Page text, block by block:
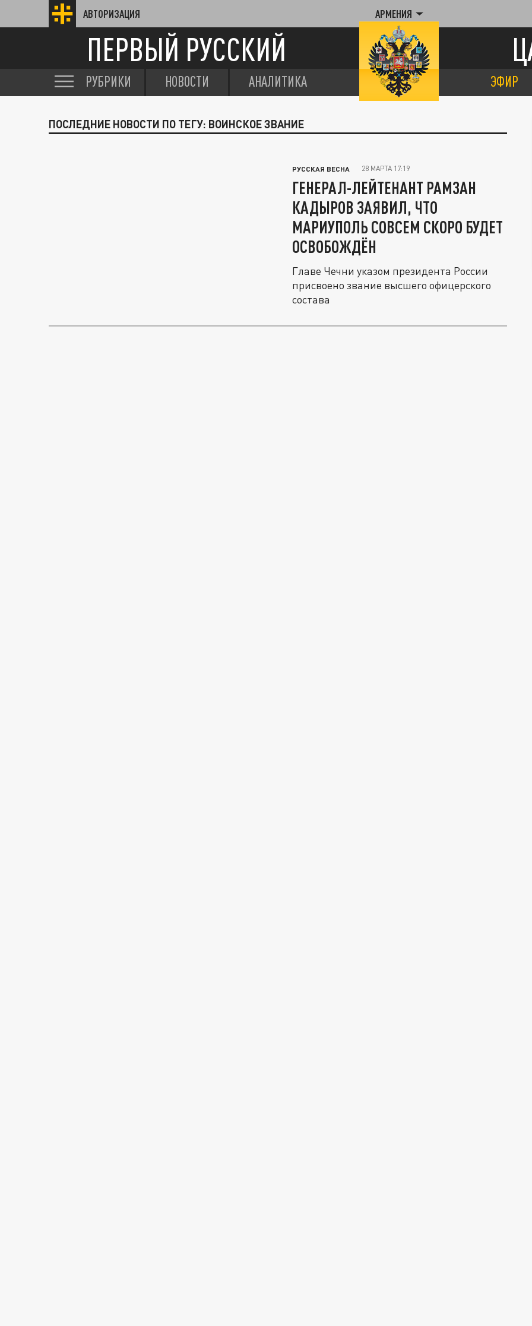
АВТОРИЗАЦИЯ АРМЕНИЯ
ПЕРВЫЙ РУССКИЙ
РУБРИКИ НОВОСТИ АНАЛИТИКА ЭФИР
ПОСЛЕДНИЕ НОВОСТИ ПО ТЕГУ: ВОИНСКОЕ ЗВАНИЕ
РУССКАЯ ВЕСНА 28 МАРТА 17:19
ГЕНЕРАЛ-ЛЕЙТЕНАНТ РАМЗАН
КАДЫРОВ ЗАЯВИЛ, ЧТО
МАРИУПОЛЬ СОВСЕМ СКОРО БУДЕТ
ОСВОБОЖДЁН
Главе Чечни указом президента России
присвоено звание высшего офицерского
состава